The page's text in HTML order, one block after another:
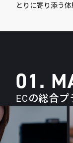
とりに寄り添う体
01.
ECの総合